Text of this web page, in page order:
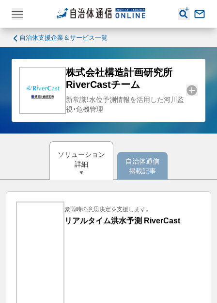
自治体支援企業＆サービス一覧
株式会社構造計画研究所
RiverCastチーム
新常識！水位予測情報を活用した河川監
視・危機管理
ソリューション
詳細
自治体通信
掲載記事
豪雨時の意思決定を支援します。
リアルタイム洪水予測 RiverCast